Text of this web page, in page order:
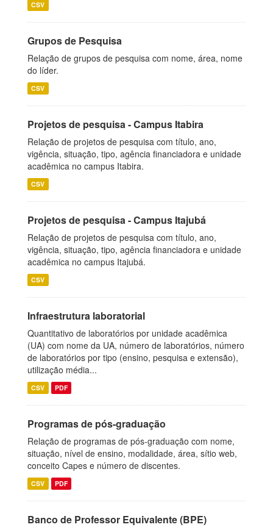
CSV
Grupos de Pesquisa
Relação de grupos de pesquisa com nome, área, nome
do líder.
CSV
Projetos de pesquisa - Campus Itabira
Relação de projetos de pesquisa com título, ano,
vigência, situação, tipo, agência financiadora e unidade
acadêmica no campus Itabira.
CSV
Projetos de pesquisa - Campus Itajubá
Relação de projetos de pesquisa com título, ano,
vigência, situação, tipo, agência financiadora e unidade
acadêmica no campus Itajubá.
CSV
Infraestrutura laboratorial
Quantitativo de laboratórios por unidade acadêmica
(UA) com nome da UA, número de laboratórios, número
de laboratórios por tipo (ensino, pesquisa e extensão),
utilização média...
CSV PDF
Programas de pós-graduação
Relação de programas de pós-graduação com nome,
situação, nível de ensino, modalidade, área, sítio web,
conceito Capes e número de discentes.
CSV PDF
Banco de Professor Equivalente (BPE)